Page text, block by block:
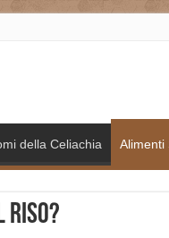
della Celiachia Alimenti